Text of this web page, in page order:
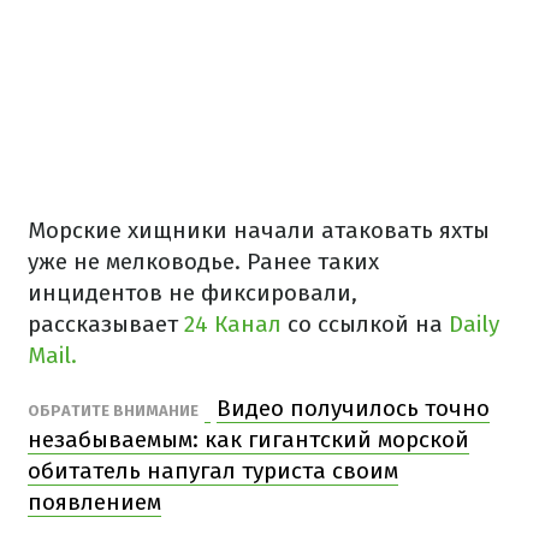
Морские хищники начали атаковать яхты
уже не мелководье. Ранее таких
инцидентов не фиксировали,
рассказывает24 Канал со ссылкой на Daily
Mail.
ОБРАТИТЕ ВНИМАНИЕ
Видео получилось точно
незабываемым: как гигантский морской
обитатель напугал туриста своим
появлением